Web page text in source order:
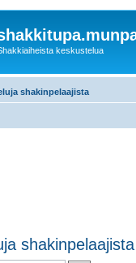
keskustelua
shakinpelaajista
shakinpelaajista